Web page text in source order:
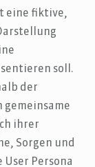
eine fiktive,
soll.
der
ihrer
Sorgen und
User Persona